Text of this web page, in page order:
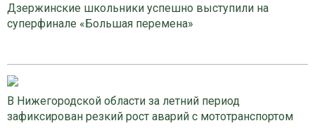
Дзержинские школьники успешно выступили на
суперфинале «Большая перемена»
В Нижегородской области за летний период
зафиксирован резкий рост аварий с мототранспортом